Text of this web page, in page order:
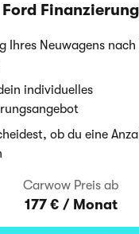
Ford Finanzierung
Ihres Neuwagens nach
individuelles
ob du eine
Carwow Preis ab
177 € / Monat